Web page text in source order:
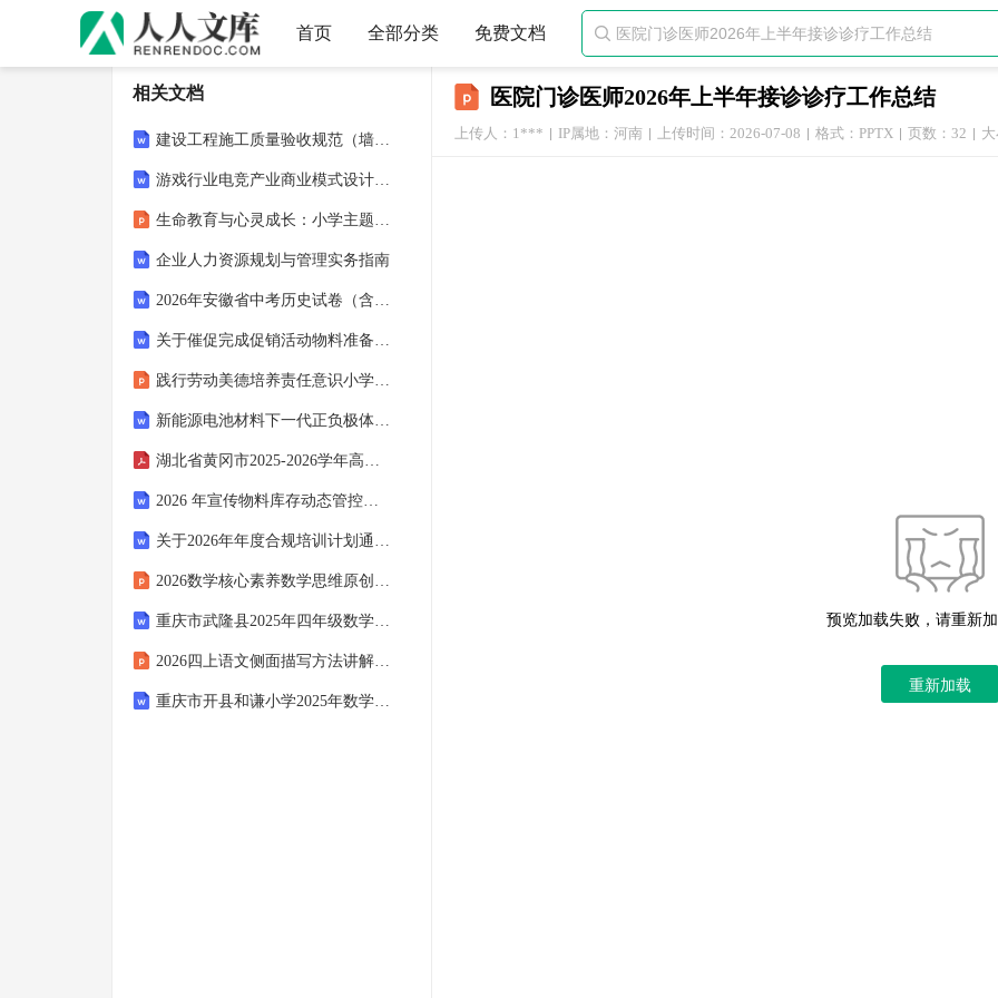
首页 全部分类 免费文档 
医院门诊医师2026年上半年接诊诊疗工作总结
上传人：1*** IP属地：河南 上传时间：2026-07-08 格式：PPTX 页数：32
预览加载失败，请重新
重新加载
相关文档
建设工程施工质量验收规范（墙体及幕墙工程）
游戏行业电竞产业商业模式设计与运营管理策略
生命教育与心灵成长：小学主题班会课件的温情脉络
企业人力资源规划与管理实务指南
2026年安徽省中考历史试卷（含答案及解析）
关于催促完成促销活动物料准备的催办函4篇
践行劳动美德培养责任意识小学主题班会课件
新能源电池材料下一代正负极体系开发
湖北省黄冈市2025-2026学年高一物理下学期期中试题无答案
2026 年宣传物料库存动态管控盘点汇报材料
关于2026年年度合规培训计划通知函7篇范文
2026数学核心素养数学思维原创课件
重庆市武隆县2025年四年级数学上学期阶段模拟试题含解析
2026四上语文侧面描写方法讲解课件
重庆市开县和谦小学2025年数学四下期中检测模拟试题含解析